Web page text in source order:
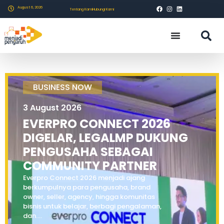
August 6, 2026 Tentang KamiHubungi Kami
BUSINESS NOW
3 August 2026
EVERPRO CONNECT 2026
DIGELAR, LEGALMP DUKUNG
PENGUSAHA SEBAGAI
COMMUNITY PARTNER
Everpro Connect 2026 menjadi ajang
berkumpulnya para pengusaha, brand
owner, seller, agency, hingga komunitas
bisnis untuk belajar, berbagi pengalaman,
dan....